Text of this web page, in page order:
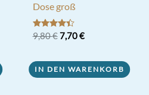
Dose groß
Bewertet
mit
9,80€ Ursprünglicher
9,80 €
7,70€Aktueller
7,70 €.
IN DEN WARENKORB